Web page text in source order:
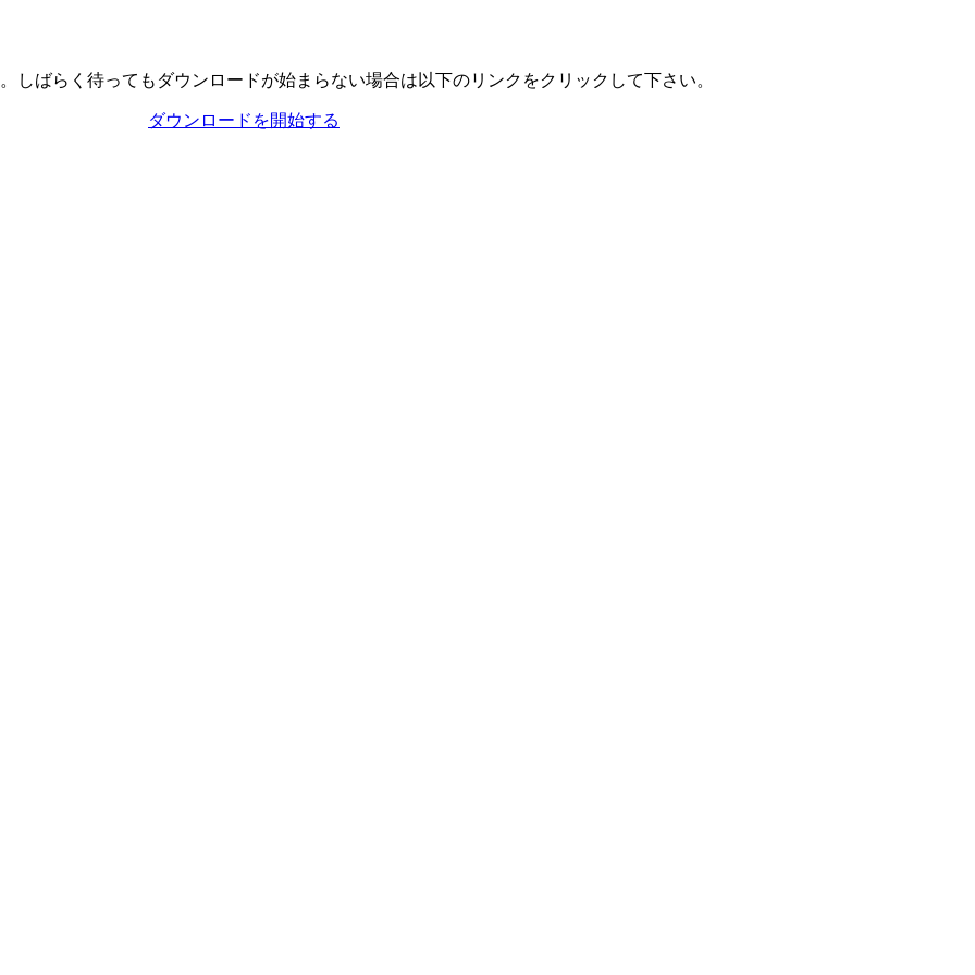
しばらく待ってもダウンロードが始まらない場合は以下のリンクをクリックして下さい。
ダウンロードを開始する